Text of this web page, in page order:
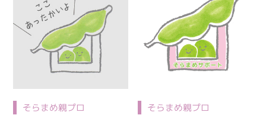
そらまめ親プロ そらまめ親プロ